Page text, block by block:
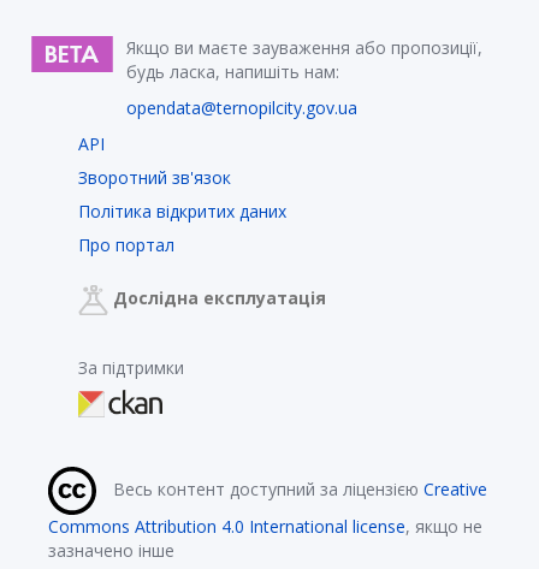
Якщо ви маєте зауваження або пропозиції,
будь ласка, напишіть нам:
opendata@ternopilcity.gov.ua
API
Зворотний зв'язок
Політика відкритих даних
Про портал
Дослідна експлуатація
За підтримки
Весь контент доступний за ліцензією Creative
Commons Attribution 4.0 International license, якщо не
зазначено інше